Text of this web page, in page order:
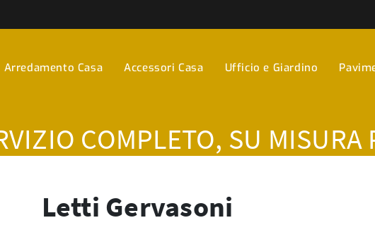
Arredamento Casa Accessori Casa Ufficio e Giardino
COMPLETO, SU MISURA
Letti Gervasoni